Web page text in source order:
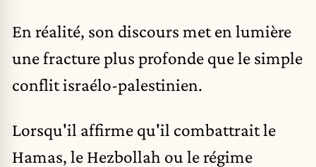
En réalité, son discours met en lumière
une fracture plus profonde que le simple
conflit israélo-palestinien.
Lorsqu'il affirme qu'il combattrait le
Hamas, le Hezbollah ou le régime